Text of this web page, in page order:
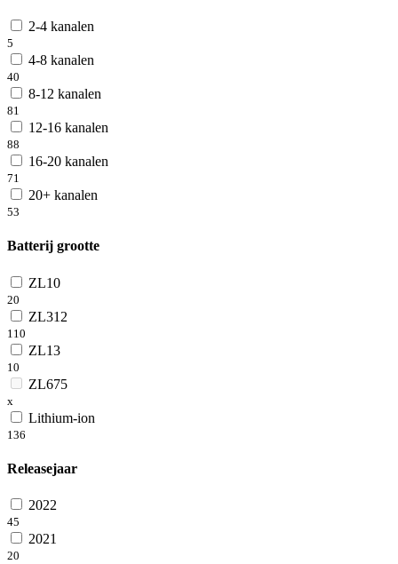
2-4 kanalen
5
4-8 kanalen
40
8-12 kanalen
81
12-16 kanalen
88
16-20 kanalen
71
20+ kanalen
53
Batterij grootte
ZL10
20
ZL312
110
ZL13
10
ZL675
x
Lithium-ion
136
Releasejaar
2022
45
2021
20